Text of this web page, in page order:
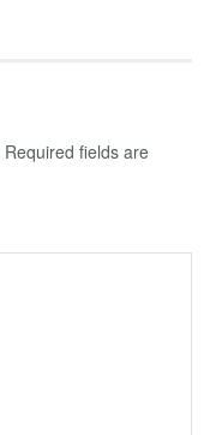
Required fields are